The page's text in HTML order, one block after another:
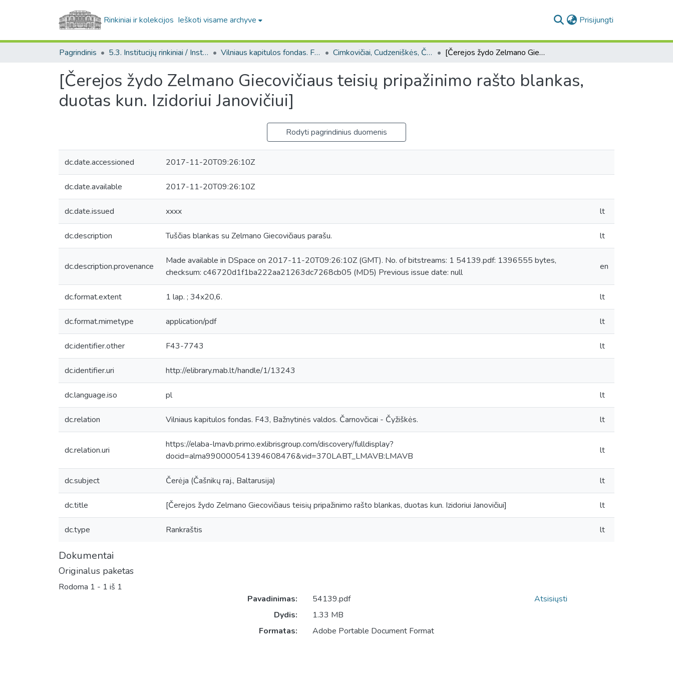
Rinkiniai ir kolekcijos Ieškoti visame archyve Prisijungti
Pagrindinis 5.3. Institucijų rinkiniai / Institutional collections Vilniaus kapitulos fondas. F43 Cimkovičiai, Cudzeniškės, Čarna, Čarnovčicai-Čyžiškės (Vilniaus kapitulos fondas. F43, Bažnytinės valdos) [Čerejos žydo Zelmano Giecovičiaus teisių pripažinimo rašto blankas, duotas kun. Izidoriui Janovičiui]
[Čerejos žydo Zelmano Giecovičiaus teisių pripažinimo rašto blankas,
duotas kun. Izidoriui Janovičiui]
Rodyti pagrindinius duomenis
dc.date.accessioned 2017-11-20T09:26:10Z
dc.date.available 2017-11-20T09:26:10Z
dc.date.issued xxxx lt
dc.description Tuščias blankas su Zelmano Giecovičiaus parašu. lt
dc.description.provenance
Made available in DSpace on 2017-11-20T09:26:10Z (GMT). No. of bitstreams: 1 54139.pdf: 1396555 bytes,
checksum: c46720d1f1ba222aa21263dc7268cb05 (MD5) Previous issue date: null
en
dc.format.extent 1 lap. ; 34x20,6. lt
dc.format.mimetype application/pdf lt
dc.identifier.other F43-7743 lt
dc.identifier.uri http://elibrary.mab.lt/handle/1/13243
dc.language.iso pl lt
dc.relation Vilniaus kapitulos fondas. F43, Bažnytinės valdos. Čarnovčicai - Čyžiškės. lt
dc.relation.uri
https://elaba-lmavb.primo.exlibrisgroup.com/discovery/fulldisplay?
docid=alma990000541394608476&vid=370LABT_LMAVB:LMAVB
lt
dc.subject Čerėja (Čašnikų raj., Baltarusija) lt
dc.title [Čerejos žydo Zelmano Giecovičiaus teisių pripažinimo rašto blankas, duotas kun. Izidoriui Janovičiui] lt
dc.type Rankraštis lt
Dokumentai
Originalus paketas
Rodoma 1 - 1 iš 1
Pavadinimas:
54139.pdf
Dydis:
1.33 MB
Formatas:
Adobe Portable Document Format
Atsisiųsti